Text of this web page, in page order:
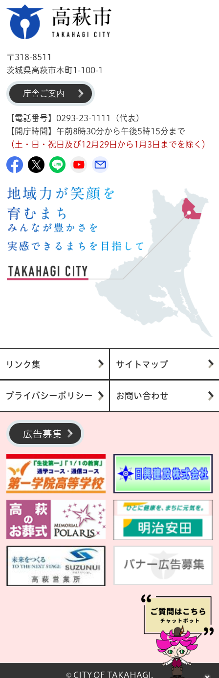
〒318-8511
茨城県高萩市本町1-100-1
庁舎ご案内
【電話番号】0293-23-1111（代表）
【開庁時間】午前8時30分から午後5時15分まで
（土・日・祝日及び12月29日から1月3日までを除く）
高萩市公式Facebook
高萩市公式X
高萩市公式LINE
高萩市YouTube公式チャンネル
リンク集 サイトマップ
プライバシーポリシー お問い合わせ
広告募集
© CITY OF TAKAHAGI.